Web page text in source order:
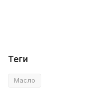
Теги
Масло